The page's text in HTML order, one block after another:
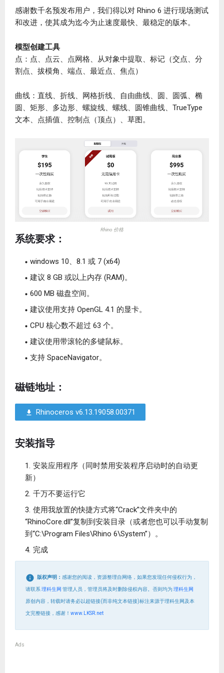
感谢数千名预发布用户，我们得以对 Rhino 6 进行现场测试
和改进，使其成为迄今为止速度最快、最稳定的版本。
模型创建工具
点：点、点云、点网格、从对象中提取、标记（交点、分
割点、拔模角、端点、最近点、焦点）
曲线：直线、折线、网格折线、自由曲线、圆、圆弧、椭
圆、矩形、多边形、螺旋线、螺线、圆锥曲线、TrueType
文本、点插值、控制点（顶点）、草图。
Rhino 价格
系统要求：
windows 10、8.1 或 7 (x64)
建议 8 GB 或以上内存 (RAM)。
600 MB 磁盘空间。
建议使用支持 OpenGL 4.1 的显卡。
CPU 核心数不超过 63 个。
建议使用带滚轮的多键鼠标。
支持 SpaceNavigator。
磁链地址：
Rhinoceros v6.13.19058.00371
安装指导
安装应用程序（同时禁用安装程序启动时的自动更
新）
千万不要运行它
使用我放置的快捷方式将“Crack”文件夹中的
“RhinoCore.dll”复制到安装目录（或者您也可以手动复制
到“C:\Program Files\Rhino 6\System”）。
完成
版权声明： 感谢您的阅读，资源整理自网络，如果您发现任何侵权行为，
请联系理科生网 管理人员，管理员将及时删除侵权内容。否则均为 理科生网
原创内容，转载时请务必以超链接(而非纯文本链接)标注来源于理科生网及本
文完整链接，感谢！ www.LKSR.net
Ads